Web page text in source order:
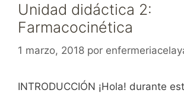
Unidad didáctica 2:
Farmacocinética
1 marzo, 2018 por
INTRODUCCIÓN ¡Hola! durante